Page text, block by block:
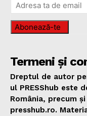
Abonează-te
Termeni și
Dreptul de autor
ul PRESShub este
România, precum
presshub.ro.